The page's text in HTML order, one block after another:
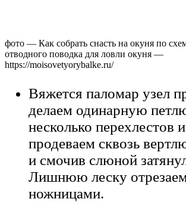
фото — Как собрать снасть на окуня по
отводного поводка для ловли окуня —
https://moisovetyorybalke.ru/
Вяжется паломар узел
делаем одинарную
несколько перехлестов
продеваем сквозь
и смочив слюной
Лишнюю леску
ножницами.